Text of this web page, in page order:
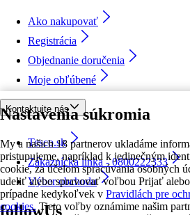
Nastavenia súkromia
My a našich 18 partnerov ukladáme
pristupujeme, napríklad k jedinečným
cookie, za účelom spracúvania osobných
udeliť alebo spravovať voľbou Prijať
prípadne kedykoľvek v Pravidlách pre
cookies. Tieto voľby oznámime našim
Ako nakupovať
Registrácia
Objednanie doručenia
Moje obľúbené
Kontaktujte nás
Tesco.sk
Zákaznícka linka - 0800222333
Výber obchodu
followUs